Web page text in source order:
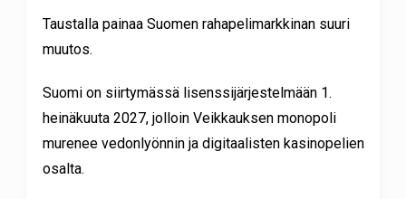
Taustalla painaa Suomen rahapelimarkkinan suuri
muutos.
Suomi on siirtymässä lisenssijärjestelmään 1.
heinäkuuta 2027, jolloin Veikkauksen monopoli
murenee vedonlyönnin ja digitaalisten kasinopelien
osalta.